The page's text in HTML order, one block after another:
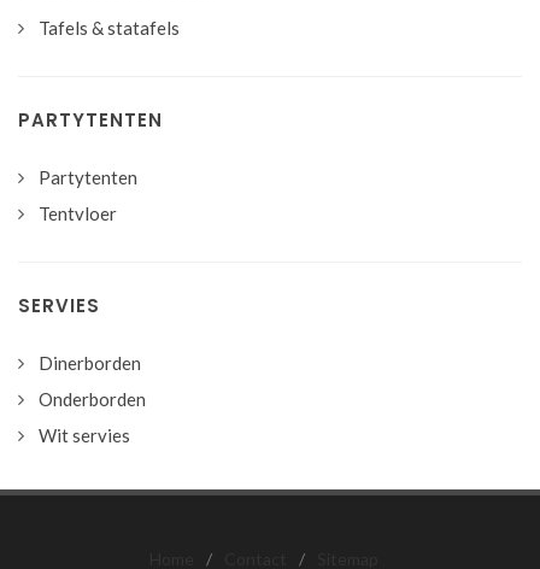
Tafels & statafels
PARTYTENTEN
Partytenten
Tentvloer
SERVIES
Dinerborden
Onderborden
Wit servies
/ /